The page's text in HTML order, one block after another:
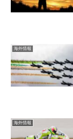
海外情報
海外情報